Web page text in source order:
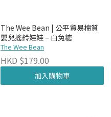
The Wee Bean | 公平貿易棉質
嬰兒搖鈴娃娃 – 白兔糖
The Wee Bean
HKD $179.00
加入購物車